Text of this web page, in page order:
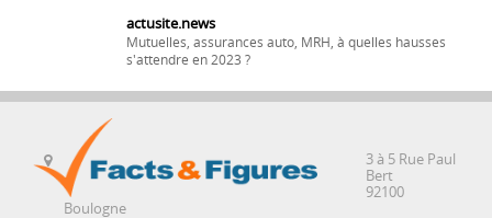
actusite.news
Mutuelles, assurances auto, MRH, à quelles hausses
s'attendre en 2023 ?
3 à 5 Rue Paul
Bert
92100
Boulogne